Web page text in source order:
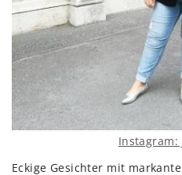
Instagram:
Eckige Gesichter mit